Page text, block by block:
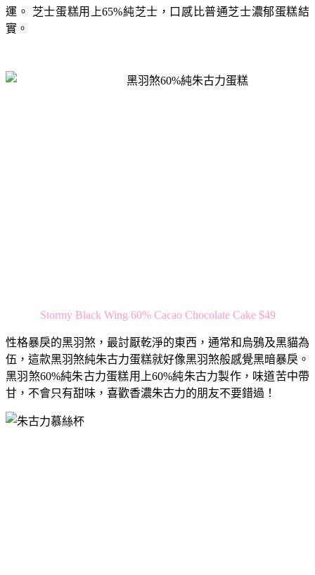
運。 芝士蛋糕用上65%純芝士，口感比普通芝士濃郁蛋糕結
實。
Stormy Black Wing 60% Cacao Chocolate Cake $49
性格暴戾的黑羽煞，最討厭乾淨的東西，通常和烏鴉及黑貓為
伍，這款黑羽煞純朱古力蛋糕就好像黑羽煞般感覺黑暗暴戾。
黑羽煞60%純朱古力蛋糕用上60%純朱古力製作，味道苦中帶
甘，不會只有甜味，喜歡香濃朱古力的朋友不要錯過！